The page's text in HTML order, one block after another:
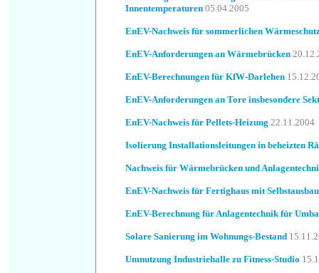
Innentemperaturen 05.04.2005
EnEV-Nachweis für sommerlichen
EnEV-Anforderungen an Wärmebrücken
EnEV-Berechnungen für KfW-Darlehen
EnEV-Anforderungen an Tore insbesondere
EnEV-Nachweis für Pellets-Heizung 22.11.2004
Isolierung Installationsleitungen in beheizten
Nachweis für Wärmebrücken und
EnEV-Nachweis für Fertighaus mit Selbstausbau
EnEV-Berechnung für Anlagentechnik für
Solare Sanierung im Wohnungs-Bestand
Umnutzung Industriehalle zu Fitness-Studio